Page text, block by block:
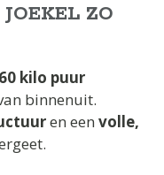
ZO
60 kilo puur
binnenuit.
en een volle,